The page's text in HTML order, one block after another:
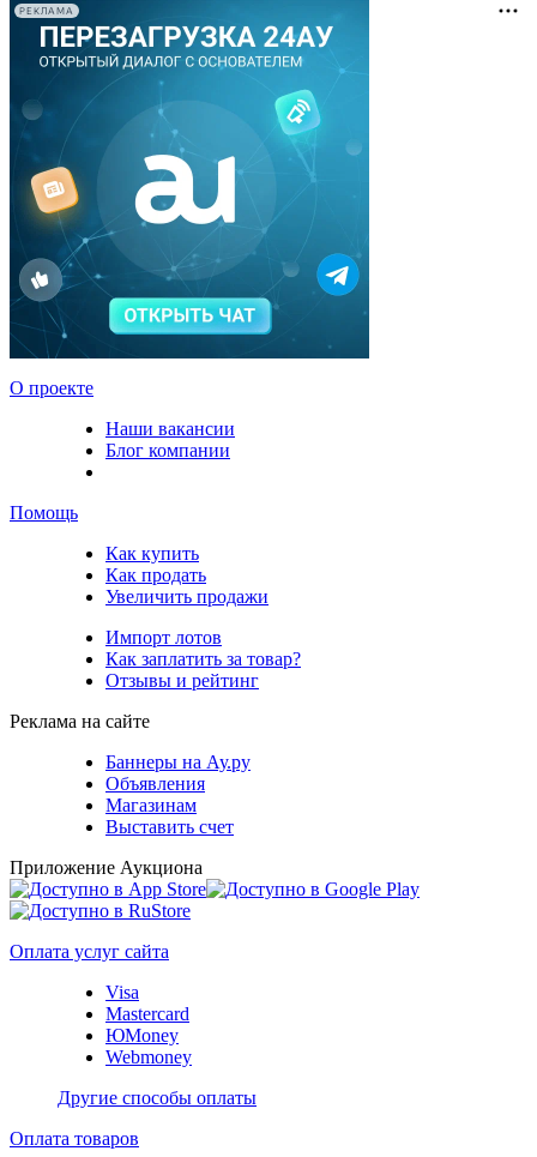
РЕКЛАМА
О проекте
Наши вакансии
Блог компании
Помощь
Как купить
Как продать
Увеличить продажи
Импорт лотов
Как заплатить за товар?
Отзывы и рейтинг
Реклама на сайте
Баннеры на Ау.ру
Объявления
Магазинам
Выставить счет
Приложение Аукциона
Оплата услуг сайта
Visa
Mastercard
ЮMoney
Webmoney
Другие способы оплаты
Оплата товаров